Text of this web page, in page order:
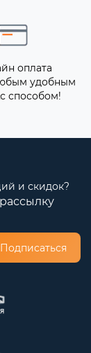
оплата
удобным
способом!
и скидок?
Подписаться